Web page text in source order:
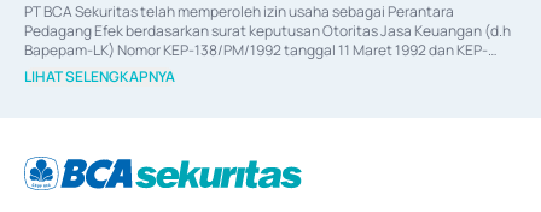
PT BCA Sekuritas telah memperoleh izin usaha sebagai Perantara
Pedagang Efek berdasarkan surat keputusan Otoritas Jasa Keuangan (d.h
Bapepam-LK) Nomor KEP-138/PM/1992 tanggal 11 Maret 1992 dan KEP-
06/D.04/2014 tanggal 28 Februari 2014, izin usaha sebagai Penjamin Emisi
Efek berdasarkan surat keputusan Otoritas Jasa Keuangan Nomor KEP-
berdasarkan surat keputusan Otoritas Jasa Keuangan Nomor S-
67/PM.21/2017 tanggal 3 Februari 2017, dan beberapa izin usaha lainnya
LIHAT SELENGKAPNYA